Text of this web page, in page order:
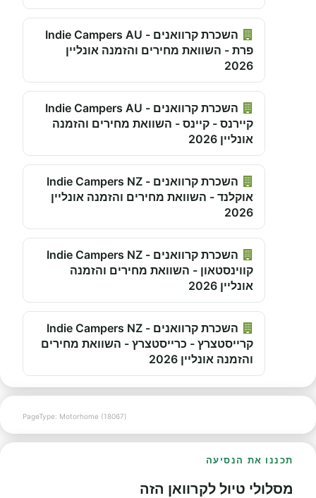
השכרת קרוואנים - Indie Campers AU
פרת - השוואת מחירים והזמנה אונליין
2026
השכרת קרוואנים - Indie Campers AU
קיירנס - קיינס - השוואת מחירים והזמנה
אונליין 2026
השכרת קרוואנים - Indie Campers NZ
אוקלנד - השוואת מחירים והזמנה אונליין
2026
השכרת קרוואנים - Indie Campers NZ
קווינסטאון - השוואת מחירים והזמנה
אונליין 2026
השכרת קרוואנים - Indie Campers NZ
קרייסטצרץ - כרייסטצרץ - השוואת מחירים
והזמנה אונליין 2026
PageType: Motorhome (18067)
תכננו את הנסיעה
מסלולי טיול לקרוואן הזה